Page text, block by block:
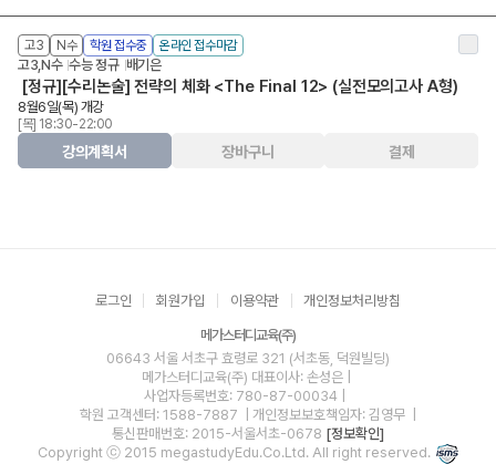
고3 N수 학원 접수중 온라인 접수마감
고3,N수 수능 정규 배기은
[정규][수리논술] 전략의 체화 <The Final 12> (실전모의고사 A형)
8월6일(목) 개강
[목] 18:30-22:00
강의계획서 장바구니 결제
로그인 회원가입 이용약관 개인정보처리방침
메가스터디교육(주)
06643 서울 서초구 효령로 321 (서초동, 덕원빌딩)
메가스터디교육(주) 대표이사: 손성은 |
사업자등록번호: 780-87-00034
학원 고객센터: 1588-7887
| 개인정보보호책임자: 김영무
통신판매번호: 2015-서울서초-0678 [정보확인]
Copyright ⓒ 2015 megastudyEdu.Co.Ltd. All right reserved.